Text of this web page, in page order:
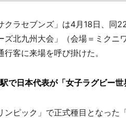
ラセブンズ」は4月18日、同
ズ北九州大会」（会場＝ミクニ
客に来場を呼び掛けた。
で日本代表が「女子ラグビー
ピック」で正式種目となった